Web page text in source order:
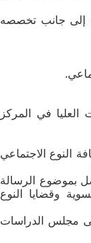
إلى جانب تخصصه
في المركز
النوع الاجتماعي
بموضوع الرسالة
وقضايا النوع
مجلس الدراسات